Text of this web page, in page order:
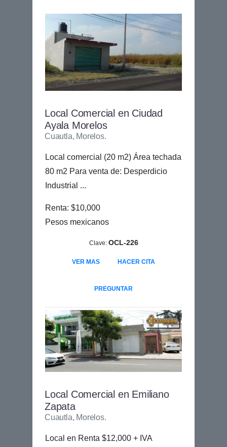
Local Comercial en Ciudad
Ayala Morelos
Cuautla, Morelos.
Local comercial (20 m2) Área techada
80 m2 Para venta de: Desperdicio
Industrial ...
Renta: $10,000
Pesos mexicanos
Clave: OCL-226
VER MAS HACER CITA
PREGUNTAR
Local Comercial en Emiliano
Zapata
Cuautla, Morelos.
Local en Renta $12,000 + IVA